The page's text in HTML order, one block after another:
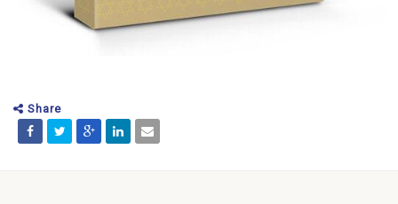
Share